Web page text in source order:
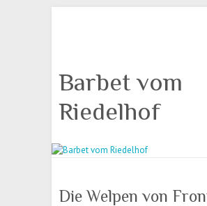
Barbet vom
Riedelhof
Die Welpen von